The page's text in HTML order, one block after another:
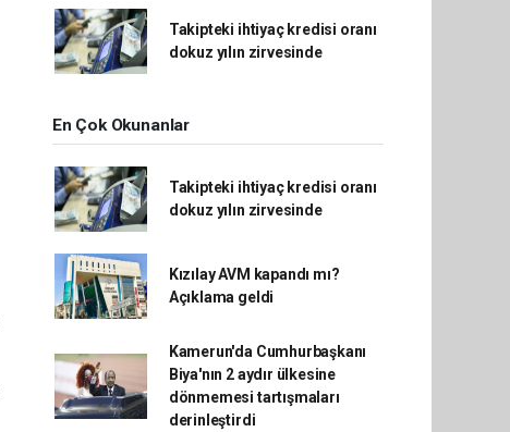
Takipteki ihtiyaç kredisi oranı
dokuz yılın zirvesinde
En Çok Okunanlar
Takipteki ihtiyaç kredisi oranı
dokuz yılın zirvesinde
Kızılay AVM kapandı mı?
Açıklama geldi
Kamerun'da Cumhurbaşkanı
Biya'nın 2 aydır ülkesine
dönmemesi tartışmaları
derinleştirdi